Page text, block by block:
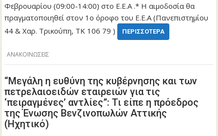
Φεβρουαρίου (09:00-14:00) στο Ε.Ε.Α .* Η αιμοδοσία θα
πραγματοποιηθεί στον 1ο όροφο του Ε.Ε.Α (Πανεπιστημίου
44 & Χαρ. Τρικούπη, ΤΚ 106 79 )
ΠΕΡΙΣΣΌΤΕΡΑ
ΑΝΑΚΟΙΝΩΣΕΙΣ
“Μεγάλη η ευθύνη της κυβέρνησης και των
πετρελαιοειδών εταιρειών για τις
‘πειραγμένες’ αντλίες”: Τι είπε η πρόεδρος
της Ένωσης Βενζινοπωλών Αττικής
(Ηχητικό)